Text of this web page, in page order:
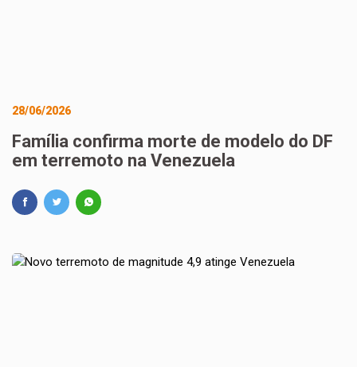
28/06/2026
Família confirma morte de modelo do DF
em terremoto na Venezuela